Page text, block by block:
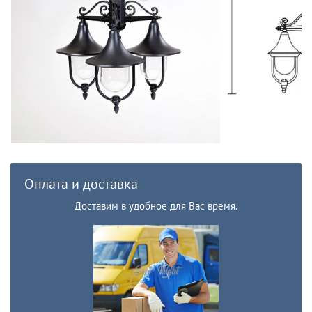
Оплата и доставка
Доставим в удобное для Вас время.